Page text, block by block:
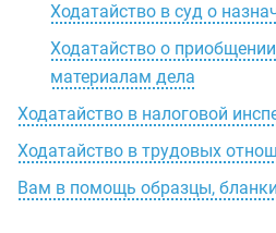
Ходатайство в суд о
Ходатайство о
материалам дела
Ходатайство в налоговой
Ходатайство в трудовых
Вам в помощь образцы,